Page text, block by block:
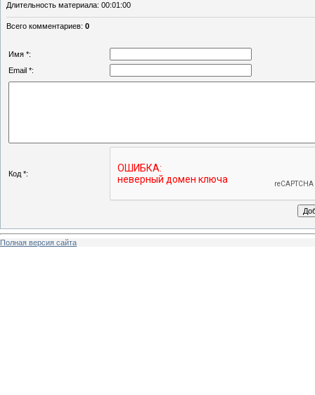
Длительность материала: 00:01:00
Всего комментариев: 0
Имя *:
Email *:
Код *:
Полная версия сайта